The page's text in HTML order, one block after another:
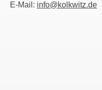
E-Mail: info@kolkwitz.de